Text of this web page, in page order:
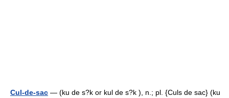
Cul-de-sac — (ku de s?k or kul de s?k ), n.; pl. {Culs de sac} (ku